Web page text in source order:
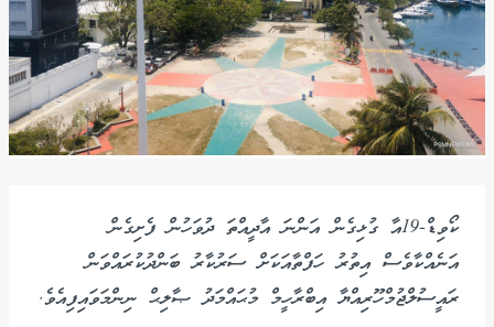
ކޯވިޑް-19އާ ގުޅިގެން އަންނަ އާދީއްތަ ދުވަހުން ފެށިގެން
އަނެއްކާވެސް އިތުރު ހަފްތާއަކަށް ސަރުކާރު ބަންދުކުރައްވަން
ރައީސުލްޖުމްހޫރިއްޔާ އިބްރާހީމް މުޙައްމަދު ޞާލިޙް ނިންމަވައިފިއެވެ.